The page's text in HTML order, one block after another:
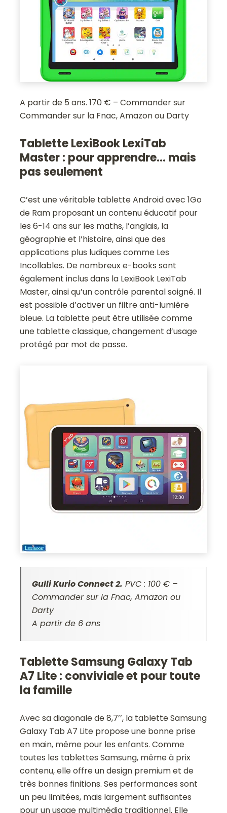
A partir de 5 ans. 170 € – Commander sur
Commander sur la Fnac, Amazon ou Darty
Tablette LexiBook LexiTab
Master : pour apprendre… mais
pas seulement
C’est une véritable tablette Android avec 1Go
de Ram proposant un contenu éducatif pour
les 6-14 ans sur les maths, l’anglais, la
géographie et l’histoire, ainsi que des
applications plus ludiques comme Les
Incollables. De nombreux e-books sont
également inclus dans la LexiBook LexiTab
Master, ainsi qu’un contrôle parental soigné. Il
est possible d’activer un filtre anti-lumière
bleue. La tablette peut être utilisée comme
une tablette classique, changement d’usage
protégé par mot de passe.
Gulli Kurio Connect 2. PVC : 100 € –
Commander sur la Fnac, Amazon ou
Darty
A partir de 6 ans
Tablette Samsung Galaxy Tab
A7 Lite : conviviale et pour toute
la famille
Avec sa diagonale de 8,7’’, la tablette Samsung
Galaxy Tab A7 Lite propose une bonne prise
en main, même pour les enfants. Comme
toutes les tablettes Samsung, même à prix
contenu, elle offre un design premium et de
très bonnes finitions. Ses performances sont
un peu limitées, mais largement suffisantes
pour un usage multimédia traditionnel. Elle